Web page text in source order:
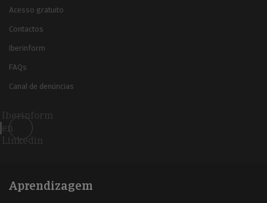
Acesso gratuito
Contactos
Iberinform
FAQs
Canal de denúncias
Iberinform
en
Linkedin
Aprendizagem